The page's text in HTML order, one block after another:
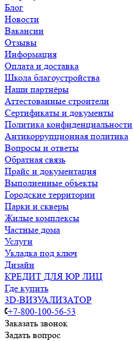
Блог
Новости
Вакансии
Отзывы
Информация
Оплата и доставка
Школа благоустройства
Наши партнёры
Аттестованные строители
Сертификаты и документы
Политика конфиденциальности
Антикоррупционная политика
Вопросы и ответы
Обратная связь
Прайс и документация
Выполненные объекты
Городские территории
Парки и скверы
Жилые комплексы
Частные дома
Услуги
Укладка под ключ
Дизайн
КРЕДИТ ДЛЯ ЮР ЛИЦ
Где купить
3D-ВИЗУАЛИЗАТОР
+7-800-100-56-53
Заказать звонок
Задать вопрос